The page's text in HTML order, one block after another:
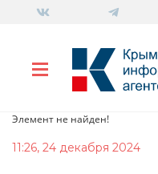
Элемент не найден!
11:26, 24 декабря 2024